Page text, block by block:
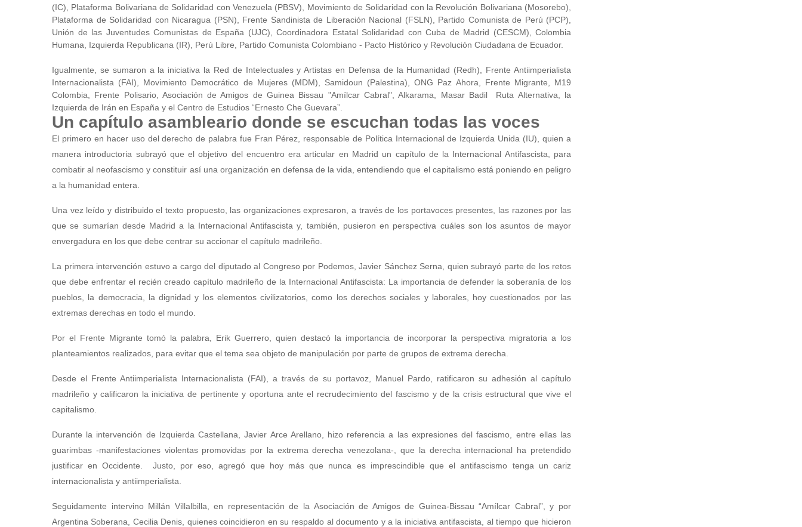
(IC), Plataforma Bolivariana de Solidaridad con Venezuela (PBSV), Movimiento de Solidaridad con la Revolución Bolivariana (Mosorebo),
Plataforma de Solidaridad con Nicaragua (PSN), Frente Sandinista de Liberación Nacional (FSLN), Partido Comunista de Perú (PCP),
Unión de las Juventudes Comunistas de España (UJC), Coordinadora Estatal Solidaridad con Cuba de Madrid (CESCM), Colombia
Humana, Izquierda Republicana (IR), Perú Libre, Partido Comunista Colombiano - Pacto Histórico y Revolución Ciudadana de Ecuador.
Igualmente, se sumaron a la iniciativa la Red de Intelectuales y Artistas en Defensa de la Humanidad (Redh), Frente Antiimperialista
Internacionalista (FAI), Movimiento Democrático de Mujeres (MDM), Samidoun (Palestina), ONG Paz Ahora, Frente Migrante, M19
Colombia, Frente Polisario, Asociación de Amigos de Guinea Bissau "Amílcar Cabral", Alkarama, Masar Badil Ruta Alternativa, la
Izquierda de Irán en España y el Centro de Estudios “Ernesto Che Guevara”.
Un capítulo asambleario donde se escuchan todas las voces
El primero en hacer uso del derecho de palabra fue Fran Pérez, responsable de Política Internacional de Izquierda Unida (IU), quien a
manera introductoria subrayó que el objetivo del encuentro era articular en Madrid un capítulo de la Internacional Antifascista, para
combatir al neofascismo y constituir así una organización en defensa de la vida, entendiendo que el capitalismo está poniendo en peligro
a la humanidad entera.
Una vez leído y distribuido el texto propuesto, las organizaciones expresaron, a través de los portavoces presentes, las razones por las
que se sumarían desde Madrid a la Internacional Antifascista y, también, pusieron en perspectiva cuáles son los asuntos de mayor
envergadura en los que debe centrar su accionar el capítulo madrileño.
La primera intervención estuvo a cargo del diputado al Congreso por Podemos, Javier Sánchez Serna, quien subrayó parte de los retos
que debe enfrentar el recién creado capítulo madrileño de la Internacional Antifascista: La importancia de defender la soberanía de los
pueblos, la democracia, la dignidad y los elementos civilizatorios, como los derechos sociales y laborales, hoy cuestionados por las
extremas derechas en todo el mundo.
Por el Frente Migrante tomó la palabra, Erik Guerrero, quien destacó la importancia de incorporar la perspectiva migratoria a los
planteamientos realizados, para evitar que el tema sea objeto de manipulación por parte de grupos de extrema derecha.
Desde el Frente Antiimperialista Internacionalista (FAI), a través de su portavoz, Manuel Pardo, ratificaron su adhesión al capítulo
madrileño y calificaron la iniciativa de pertinente y oportuna ante el recrudecimiento del fascismo y de la crisis estructural que vive el
capitalismo.
Durante la intervención de Izquierda Castellana, Javier Arce Arellano, hizo referencia a las expresiones del fascismo, entre ellas las
guarimbas -manifestaciones violentas promovidas por la extrema derecha venezolana-, que la derecha internacional ha pretendido
justificar en Occidente. Justo, por eso, agregó que hoy más que nunca es imprescindible que el antifascismo tenga un cariz
internacionalista y antiimperialista.
Seguidamente intervino Millán Villalbilla, en representación de la Asociación de Amigos de Guinea-Bissau “Amílcar Cabral”, y por
Argentina Soberana, Cecilia Denis, quienes coincidieron en su respaldo al documento y a la iniciativa antifascista, al tiempo que hicieron